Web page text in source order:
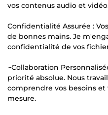
vos contenus audio et
Confidentialité Assurée :
de bonnes mains. Je
confidentialité de vos
~Collaboration
priorité absolue. Nous
comprendre vos besoins et
mesure.